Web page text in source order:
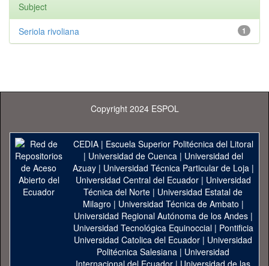
Subject
1
Seriola rivoliana
Copyright 2024 ESPOL
CEDIA| Escuela Superior Politécnica del Litoral
| Universidad de Cuenca| Universidad del
Azuay| Universidad Técnica Particular de Loja|
Universidad Central del Ecuador| Universidad
Técnica del Norte | Universidad Estatal de
Milagro | Universidad Técnica de Ambato |
Universidad Regional Autónoma de los Andes|
Universidad Tecnológica Equinoccial| Pontificia
Universidad Catolica del Ecuador | Universidad
Politécnica Salesiana | Universidad
Internacional del Ecuador | Universidad de las